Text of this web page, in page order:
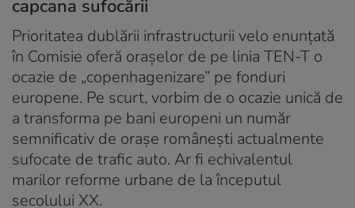
capcana sufocării
Prioritatea dublării infrastructurii velo enunțată
în Comisie oferă orașelor de pe linia TEN-T o
ocazie de „copenhagenizare” pe fonduri
europene. Pe scurt, vorbim de o ocazie unică de
a transforma pe bani europeni un număr
semnificativ de orașe românești actualmente
sufocate de trafic auto. Ar fi echivalentul
marilor reforme urbane de la începutul
secolului XX.